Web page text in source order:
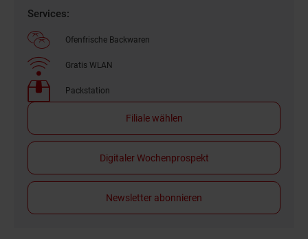
Services:
Ofenfrische Backwaren
Gratis WLAN
Packstation
Filiale wählen
Digitaler Wochenprospekt
Newsletter abonnieren